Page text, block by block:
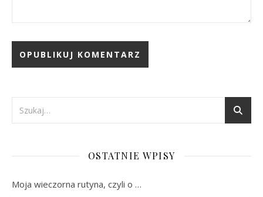
OSTATNIE WPISY
Moja wieczorna rutyna, czyli o …